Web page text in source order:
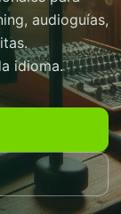
audioguías,
idioma.